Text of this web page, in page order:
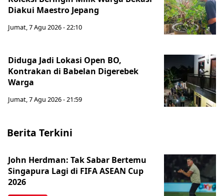
Diakui Maestro Jepang
Jumat, 7 Agu 2026 - 22:10
Diduga Jadi Lokasi Open BO,
Kontrakan di Babelan Digerebek
Warga
Jumat, 7 Agu 2026 - 21:59
Berita Terkini
John Herdman: Tak Sabar Bertemu
Singapura Lagi di FIFA ASEAN Cup
2026